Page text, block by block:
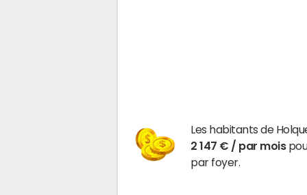
Les habitants de
2 147 € / par mois
par foyer.